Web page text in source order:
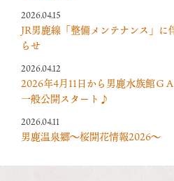
2026.04.15
JR男鹿線「整備メンテナンス」
らせ
2026.04.12
2026年4月11日から男鹿水族館Ｇ
一般公開スタート♪
2026.04.11
男鹿温泉郷～桜開花情報2026～